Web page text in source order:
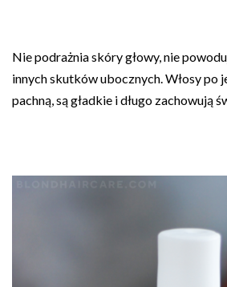
Nie podrażnia skóry głowy, nie
innych skutków ubocznych. Włosy po
pachną, są gładkie i długo zachowują